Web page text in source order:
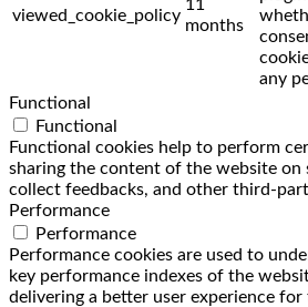
viewed_cookie_policy
11
months
any
Functional
Functional
Functional cookies help to perform
sharing the content of the website on
collect feedbacks, and other third-
Performance
Performance
Performance cookies are used to
key performance indexes of the
delivering a better user experience for